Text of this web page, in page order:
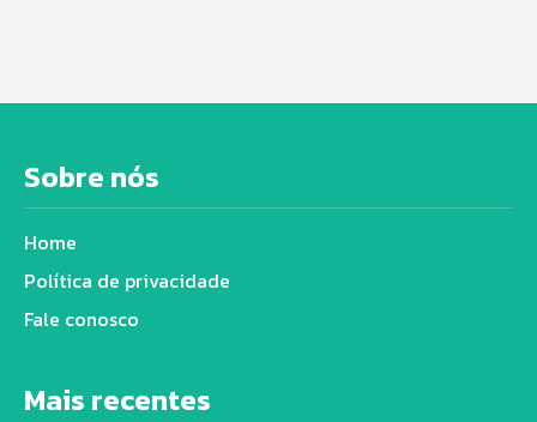
Sobre nós
Home
Política de privacidade
Fale conosco
Mais recentes